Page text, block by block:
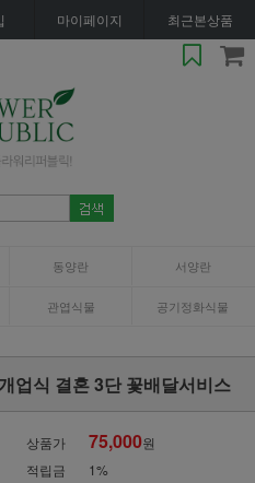
마이페이지 최근본상품
동양란 서양란
관엽식물 공기정화식물
업식 결혼 3단 꽃배달서비스
상품가 75,000원
적립금
1%